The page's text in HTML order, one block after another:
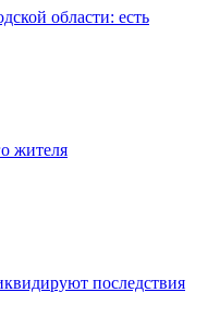
области: есть
жителя
последствия